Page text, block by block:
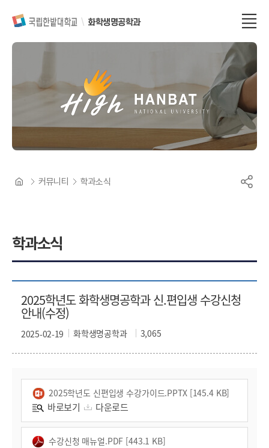
화학생명공학과
학과소식
커뮤니티 학과소식
2025학년도 화학생명공학과 신.편입생 수강신청
안내(수정)
화학생명공학과 3,065
2025-02-19
2025학년도 신편입생 수강가이드.PPTX [145.4 KB]
바로보기 다운로드
수강신청 매뉴얼.PDF [443.1 KB]